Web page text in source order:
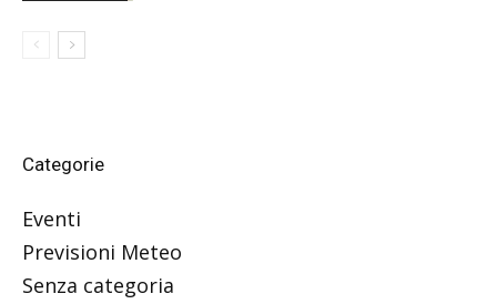
Categorie
Eventi
Previsioni Meteo
Senza categoria